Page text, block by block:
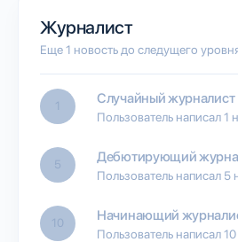
Журналист
Еще 1 новость до следущего
1 Случайный журналист
Пользователь написал 1
5 Дебютирующий
Пользователь написал 5
10 Начинающий
Пользователь написал